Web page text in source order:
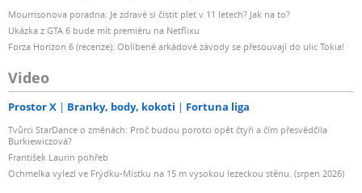
Mourrisonova poradna: Je zdravé si čistit pleť v 11 letech? Jak na to?
Ukázka z GTA 6 bude mít premiéru na Netflixu
Forza Horizon 6 (recenze): Oblíbené arkádové závody se přesouvají do ulic Tokia!
Video
Prostor X Branky, body, kokoti Fortuna liga
Tvůrci StarDance o změnách: Proč budou porotci opět čtyři a čím přesvědčila
Burkiewiczová?
František Laurin pohřeb
Ochmelka vylezl ve Frýdku-Místku na 15 m vysokou lezeckou stěnu. (srpen 2026)